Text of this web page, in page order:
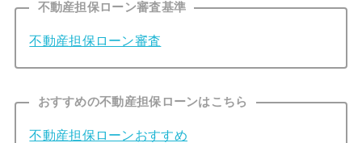
不動産担保ローン審査基準
不動産担保ローン審査
おすすめの不動産担保ローンはこちら
不動産担保ローンおすすめ